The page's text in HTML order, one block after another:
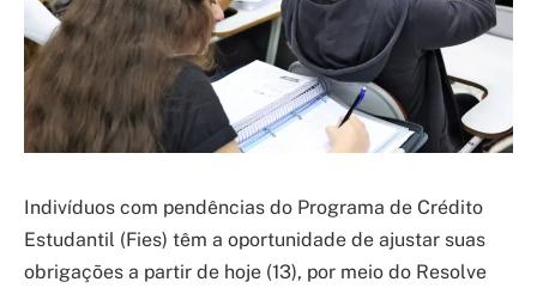
Indivíduos com pendências do Programa de Crédito
Estudantil (Fies) têm a oportunidade de ajustar suas
obrigações a partir de hoje (13), por meio do Resolve